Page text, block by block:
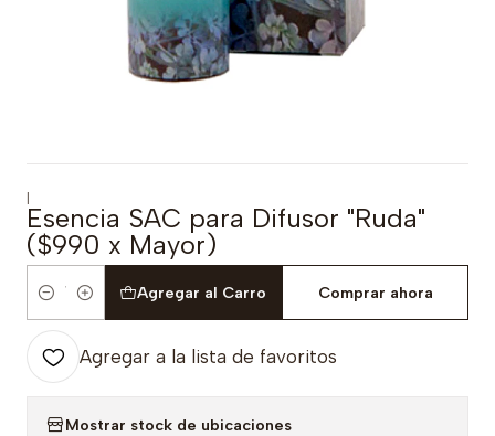
|
Esencia SAC para Difusor "Ruda"
($990 x Mayor)
Cantidad
Agregar al Carro Comprar ahora
Agregar a la lista de favoritos
Mostrar stock de ubicaciones